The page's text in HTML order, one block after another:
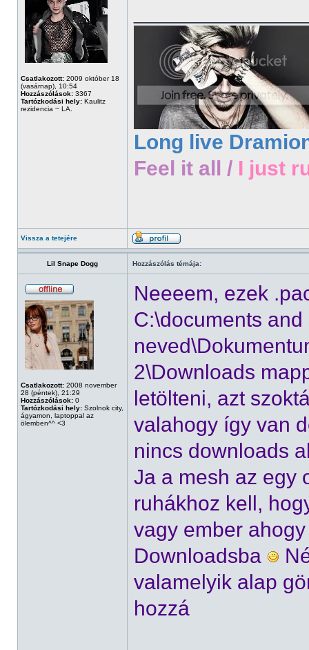
Csatlakozott: 2009 október 18
(vasárnap), 10:54
Hozzászólások: 3367
Tartózkodási hely: Kaulitz
rezidencia ~ LA.
Long live
Feel it all / I just
Vissza a tetejére
Lil Snape Dogg Hozzászólás témája:
Csatlakozott: 2008 november
28 (péntek), 21:29
Hozzászólások: 0
Tartózkodási hely: Szolnok city,
ágyamon, laptoppal az
ölemben^^ <3
Neeeem, ezek
C:\documents
2\Downloads
letölteni, azt
valahogy így van
nincs downloads
Ja a mesh az egy
ruhákhoz kell,
vagy ember
Downloadsba
valamelyik alap
hozzá